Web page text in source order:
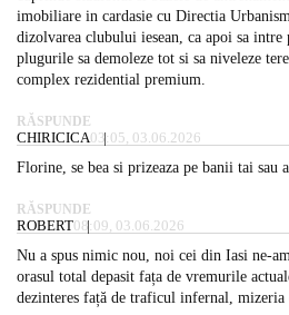
imobiliare in cardasie cu Directia
dizolvarea clubului iesean, ca apoi sa intre
plugurile sa demoleze tot si sa niveleze
complex rezidential premium.
RĂSPUNDE
CHIRICICA03:05, 03.06.2026
Florine, se bea si prizeaza pe banii tai sau
RĂSPUNDE
ROBERT08:09, 03.06.2026
Nu a spus nimic nou, noi cei din Iasi ne-
orasul total depasit fața de vremurile
dezinteres față de traficul infernal,